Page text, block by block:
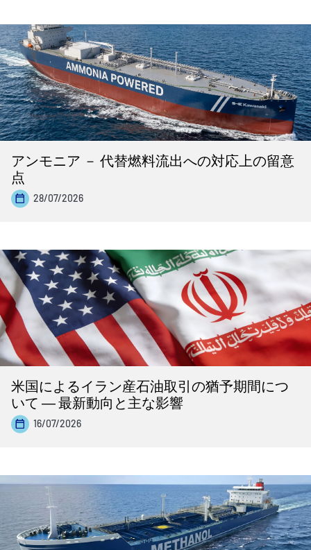
アンモニア － 代替燃料流出への対応上の留意
点
28/07/2026
米国によるイラン産石油取引の猶予期間につ
いて ― 最新動向と主な影響
16/07/2026